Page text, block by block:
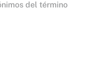
del término